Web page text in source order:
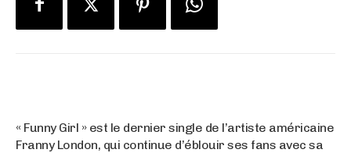
« Funny Girl » est le dernier single de l’artiste américaine
Franny London, qui continue d’éblouir ses fans avec sa